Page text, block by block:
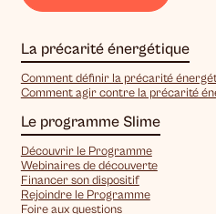
La précarité énergétique
Comment définir la précarité
Comment agir contre la précarité
Le programme Slime
Découvrir le Programme
Webinaires de découverte
Financer son dispositif
Rejoindre le Programme
Foire aux questions